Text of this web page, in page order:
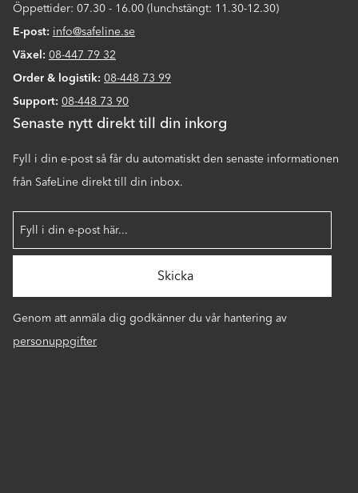
Öppettider: 07.30 - 16.00 (lunchstängt: 11.30-12.30)
E-post: info@safeline.se
Växel: 08-447 79 32
Order & logistik: 08-448 73 99
Support: 08-448 73 90
Senaste nytt direkt till din inkorg
Fyll i din e-post så får du automatiskt den senaste informationen
från SafeLine direkt till din inbox.
Genom att anmäla dig godkänner du vår hantering av
personuppgifter